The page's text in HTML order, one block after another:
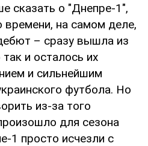
сказать о "Днепре-1",
времени, на самом деле,
– сразу вышла из
и осталось их
и сильнейшим
футбола. Но
из-за того
для сезона
1 просто исчезли с